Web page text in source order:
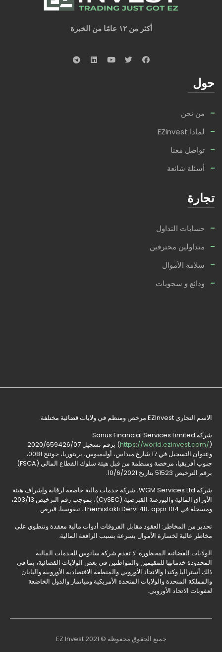
أكثر من ١٢ عامًا من الخبرة
حول
من نحن
لماذا EZinvest
تواصل معنا
أسئلة شائعة
تجارة
حسابات التداول
متداولين محترفين
سلامة الأموال
ودائع و سحوبات
الاسم التجاري EZInvest مرخص ومنظم في ولايات قضائية مختلفة.
شركة Sanus Financial Services Limited
(https://world.ezinvest.com/
) برقم تسجيل 2020/659426/07
وعنوان التسجيل في 17 شارع ميداس، أوليمبوس، بريتوريا، جوتنج 0081،
جنوب أفريقيا، مرخصة ومنظمة من قبل هيئة سلوك القطاع المالي (FSCA)
برقم الترخيص 51523 بتاريخ 10/6/2021.
شركة WGM Services Ltd، شركة خدمات مالية خاضعة لرقابة وإشراف هيئة
الأوراق المالية والبورصة القبرصية (CySEC)، بموجب رقم الترخيص 203/13،
ومسجلة في Themistokli Dervi 48، appr 104، نيقوسيا، قبرص.
تحذير من المخاطر: العقود مقابل الفروقات أدوات مالية معقدة وتنطوي على
مخاطر عالية لخسارة الأموال بسرعة بسبب الرافعة المالية.
الولايات القضائية المحظورة: لا تقدم شركة سانوس للخدمات المالية
المحدودة خدماتها للمقيمين والمواطنين في بعض الولايات القضائية، بما في
ذلك أستراليا وكندا والاتحاد الأوروبي والمنطقة الاقتصادية الأوروبية واليابان
والمملكة المتحدة والولايات المتحدة الأمريكية وميانمار والدول الخاضعة
لعقوبات الاتحاد الأوروبي.
جميع الحقوق محفوظة © EZ Invest 2021